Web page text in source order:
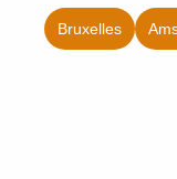
Bruxelles